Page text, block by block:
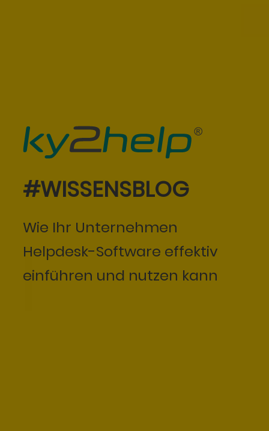
#WISSENSBLOG
Wie Ihr Unternehmen
Helpdesk-Software effektiv
einführen und nutzen kann